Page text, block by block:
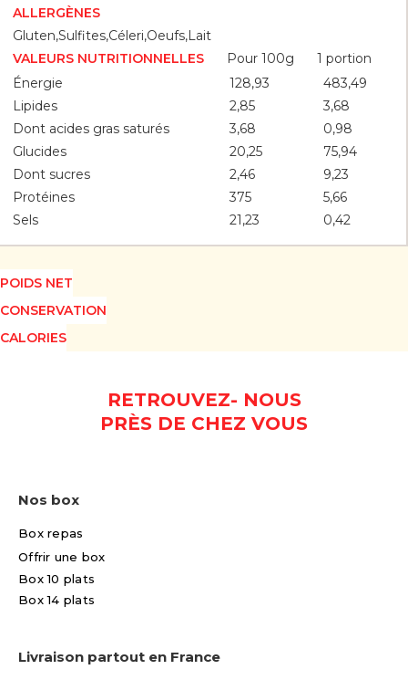
ALLERGÈNES
Gluten,Sulfites,Céleri,Oeufs,Lait
VALEURS NUTRITIONNELLES
Pour 100g
1 portion
Énergie
Lipides
Dont acides gras saturés
Glucides
Dont sucres
Protéines
Sels
128,93
2,85
3,68
20,25
2,46
375
21,23
483,49
3,68
0,98
75,94
9,23
5,66
0,42
POIDS NET
CONSERVATION
CALORIES
RETROUVEZ- NOUS
PRÈS DE CHEZ VOUS
Nos box
Box repas
Offrir une box
Box 10 plats
Box 14 plats
Livraison partout en France